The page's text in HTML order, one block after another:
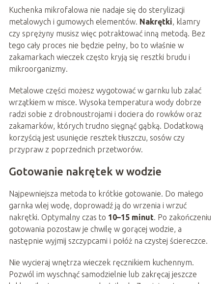
Kuchenka mikrofalowa nie nadaje się do sterylizacji
metalowych i gumowych elementów. Nakrętki, klamry
czy sprężyny musisz więc potraktować inną metodą. Bez
tego cały proces nie będzie pełny, bo to właśnie w
zakamarkach wieczek często kryją się resztki brudu i
mikroorganizmy.
Metalowe części możesz wygotować w garnku lub zalać
wrzątkiem w misce. Wysoka temperatura wody dobrze
radzi sobie z drobnoustrojami i dociera do rowków oraz
zakamarków, których trudno sięgnąć gąbką. Dodatkową
korzyścią jest usunięcie resztek tłuszczu, sosów czy
przypraw z poprzednich przetworów.
Gotowanie nakrętek w wodzie
Najpewniejsza metoda to krótkie gotowanie. Do małego
garnka wlej wodę, doprowadź ją do wrzenia i wrzuć
nakrętki. Optymalny czas to 10–15 minut. Po zakończeniu
gotowania pozostaw je chwilę w gorącej wodzie, a
następnie wyjmij szczypcami i połóż na czystej ściereczce.
Nie wycieraj wnętrza wieczek ręcznikiem kuchennym.
Pozwól im wyschnąć samodzielnie lub zakręcaj jeszcze